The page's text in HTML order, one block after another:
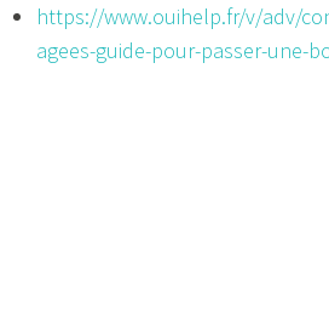
https://www.ouihelp.fr/v/adv/
agees-guide-pour-passer-une-